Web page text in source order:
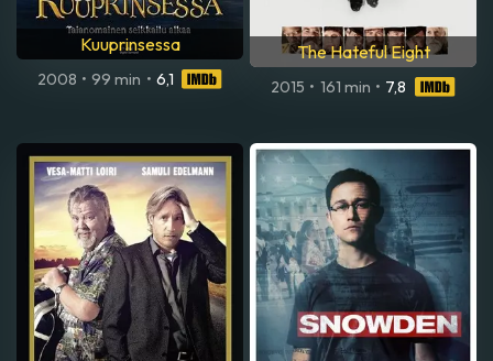
Kuuprinsessa
2008 • 99 min • 6,1
The Hateful Eight
2015 • 161 min • 7,8